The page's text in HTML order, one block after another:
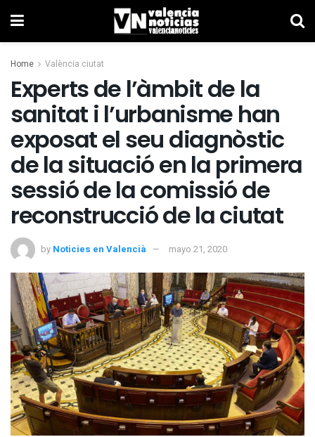
Home València ciutat
Experts de l’àmbit de la
sanitat i l’urbanisme han
exposat el seu diagnòstic
de la situació en la primera
sessió de la comissió de
reconstrucció de la ciutat
by Noticies en Valencià mayo 21, 2020